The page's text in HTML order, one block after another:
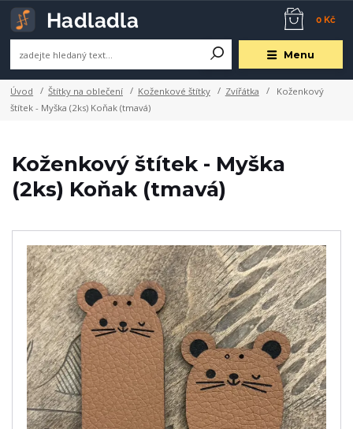
Menu
0 Kč
Úvod Štítky na oblečení Koženkové štítky Zvířátka
Koženkový
štítek - Myška (2ks) Koňak (tmavá)
Koženkový štítek - Myška
(2ks) Koňak (tmavá)